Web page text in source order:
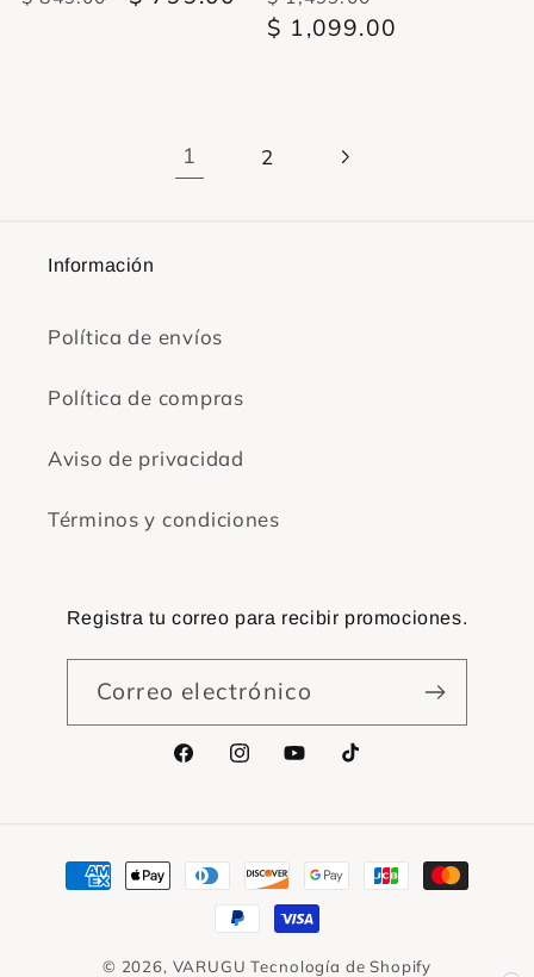
habitual de
$ 1,099.00
1 2
Información
Política de envíos
Política de compras
Aviso de privacidad
Términos y condiciones
Registra tu correo para recibir promociones.
Correo electrónico
FacebookInstagramYouTubeTikTok
Formas
de
© 2026, VARUGU Tecnología de Shopify